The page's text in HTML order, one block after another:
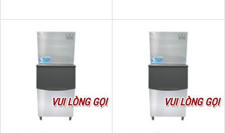
VUI LÒNG GỌI VUI LÒNG GỌI